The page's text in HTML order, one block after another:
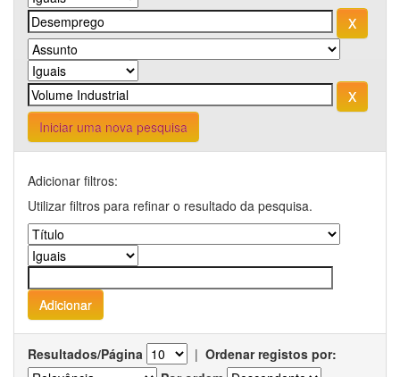
Iniciar uma nova pesquisa
Adicionar filtros:
Utilizar filtros para refinar o resultado da pesquisa.
Resultados/Página | Ordenar registos por: